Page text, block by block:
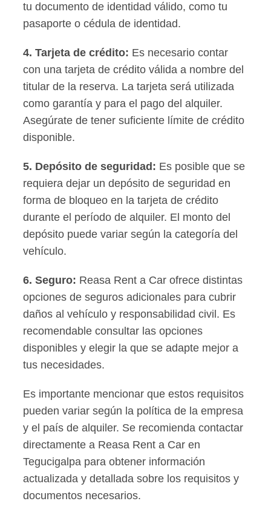
tu documento de identidad válido, como tu
pasaporte o cédula de identidad.
4.Tarjeta de crédito: Es necesario contar
con una tarjeta de crédito válida a nombre del
titular de la reserva. La tarjeta será utilizada
como garantía y para el pago del alquiler.
Asegúrate de tener suficiente límite de crédito
disponible.
5. Depósito de seguridad : Es posible que se
requiera dejar un depósito de seguridad en
forma de bloqueo en la tarjeta de crédito
durante el período de alquiler. El monto del
depósito puede variar según la categoría del
vehículo.
6.Seguro: Reasa Rent a Car ofrece distintas
opciones de seguros adicionales para cubrir
daños al vehículo y responsabilidad civil. Es
recomendable consultar las opciones
disponibles y elegir la que se adapte mejor a
tus necesidades.
Es importante mencionar que estos requisitos
pueden variar según la política de la empresa
y el país de alquiler. Se recomienda contactar
directamente a Reasa Rent a Car en
Tegucigalpa para obtener información
actualizada y detallada sobre los requisitos y
documentos necesarios.